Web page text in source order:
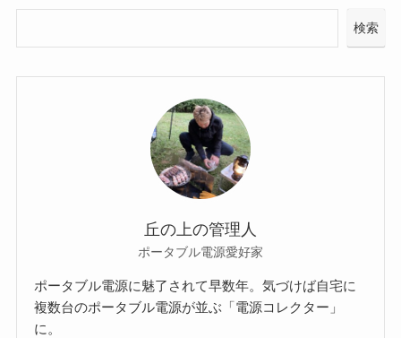
検索
丘の上の管理人
ポータブル電源愛好家
ポータブル電源に魅了されて早数年。気づけば自宅に
複数台のポータブル電源が並ぶ「電源コレクター」
に。